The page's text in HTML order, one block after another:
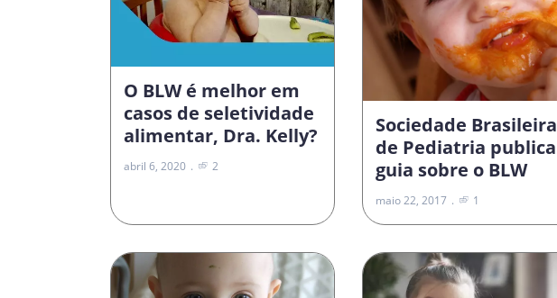
O BLW é melhor em
casos de seletividade
alimentar, Dra. Kelly?
abril 6, 2020 2
Sociedade Brasileira
de Pediatria publica
guia sobre o BLW
maio 22, 2017 1